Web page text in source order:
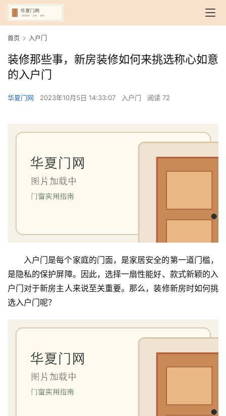
首页 入户门
装修那些事，新房装修如何来挑选称心如意
的入户门
华夏门网 2023年10月5日 14:33:07 入户门 阅读 72
入户门是每个家庭的门面，是家居安全的第一道门槛，
是隐私的保护屏障。因此，选择一扇性能好、款式新颖的入
户门对于新房主人来说至关重要。那么，装修新房时如何挑
选入户门呢？